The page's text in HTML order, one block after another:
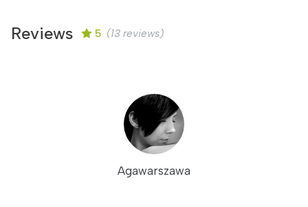
Reviews 5 (13 reviews)
Agawarszawa